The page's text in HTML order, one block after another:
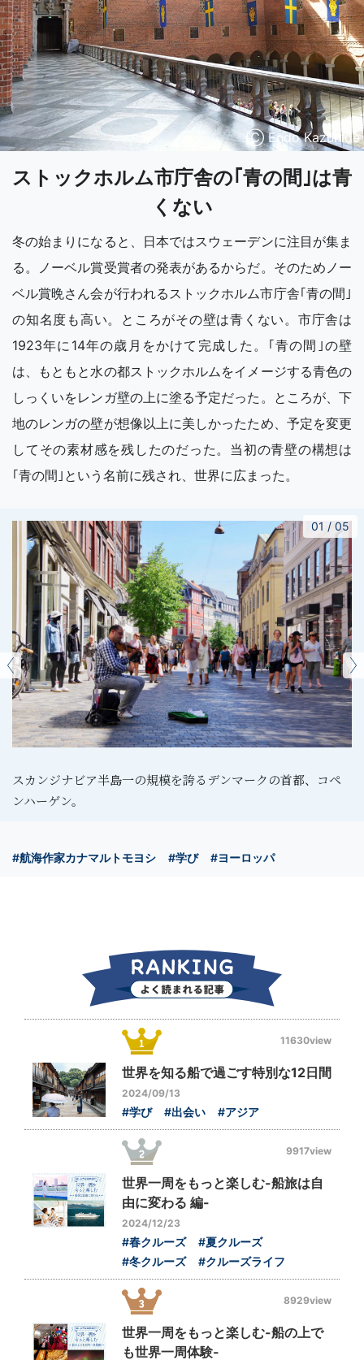
Ⓒ Endo Kazuhide
ストックホルム市庁舎の｢青の間｣は青
くない
冬の始まりになると、日本ではスウェーデンに注目が集ま
る。ノーベル賞受賞者の発表があるからだ。そのためノー
ベル賞晩さん会が行われるストックホルム市庁舎｢青の間｣
の知名度も高い。ところがその壁は青くない。市庁舎は
1923年に14年の歳月をかけて完成した。｢青の間｣の壁
は、もともと水の都ストックホルムをイメージする青色の
しっくいをレンガ壁の上に塗る予定だった。ところが、下
地のレンガの壁が想像以上に美しかったため、予定を変更
してその素材感を残したのだった。当初の青壁の構想は
｢青の間｣という名前に残され、世界に広まった。
スカンジナビア半島一の規模を誇るデンマークの首都、コペ
ンハーゲン。
01 / 05
#航海作家カナマルトモヨシ #学び #ヨーロッパ
11630view
世界を知る船で過ごす特別な12日間
2024/09/13
#学び #出会い #アジア
9917view
世界一周をもっと楽しむ-船旅は自
由に変わる 編-
2024/12/23
#春クルーズ
#夏クルーズ
#冬クルーズ
#クルーズライフ
8929view
世界一周をもっと楽しむ-船の上で
も世界一周体験-